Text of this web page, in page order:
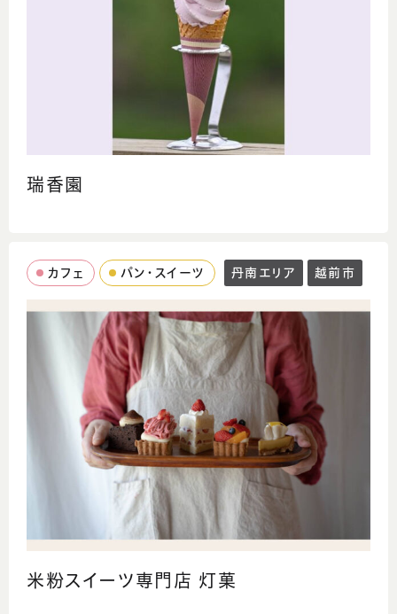
瑞香園
カフェ パン・スイーツ 丹南エリア 越前市
米粉スイーツ専門店 灯菓